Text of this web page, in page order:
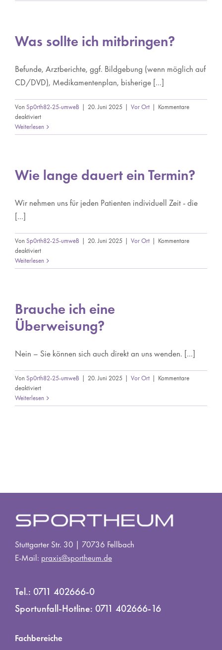
trägt
Was sollte ich mitbringen?
Befunde, Arztberichte, ggf. Bildgebung (wenn möglich auf
CD/DVD), Medikamentenplan, bisherige [...]
Von Sp0rth82-25-umweB | 20. Juni 2025 | Vor Ort | Kommentare
deaktiviertfür
Was
sollte
Weiterlesen
Wie lange dauert ein Termin?
Wir nehmen uns für jeden Patienten individuell Zeit - die
[...]
Von Sp0rth82-25-umweB | 20. Juni 2025 | Vor Ort | Kommentare
deaktiviertfür
Wie
lange
Weiterlesen
Brauche ich eine
Überweisung?
Nein – Sie können sich auch direkt an uns wenden. [...]
Von Sp0rth82-25-umweB | 20. Juni 2025 | Vor Ort | Kommentare
deaktiviertfür
Brauche
ich
Weiterlesen
Stuttgarter Str. 30 | 70736 Fellbach
E-Mail: praxis@sportheum.de
Tel.: 0711 402666-0
Sportunfall-Hotline: 0711 402666-16
Fachbereiche